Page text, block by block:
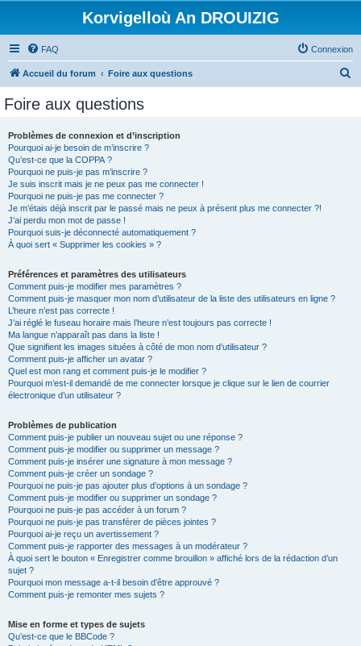
Korvigelloù An DROUIZIG
FAQ Connexion
Accueil du forum Foire aux questions
Foire aux questions
Problèmes de connexion et d’inscription
Pourquoi ai-je besoin de m’inscrire ?
Qu’est-ce que la COPPA ?
Pourquoi ne puis-je pas m’inscrire ?
Je suis inscrit mais je ne peux pas me connecter !
Pourquoi ne puis-je pas me connecter ?
Je m’étais déjà inscrit par le passé mais ne peux à présent plus me connecter ?!
J’ai perdu mon mot de passe !
Pourquoi suis-je déconnecté automatiquement ?
À quoi sert « Supprimer les cookies » ?
Préférences et paramètres des utilisateurs
Comment puis-je modifier mes paramètres ?
Comment puis-je masquer mon nom d’utilisateur de la liste des utilisateurs en ligne ?
L’heure n’est pas correcte !
J’ai réglé le fuseau horaire mais l’heure n’est toujours pas correcte !
Ma langue n’apparaît pas dans la liste !
Que signifient les images situées à côté de mon nom d’utilisateur ?
Comment puis-je afficher un avatar ?
Quel est mon rang et comment puis-je le modifier ?
Pourquoi m’est-il demandé de me connecter lorsque je clique sur le lien de courrier
électronique d’un utilisateur ?
Problèmes de publication
Comment puis-je publier un nouveau sujet ou une réponse ?
Comment puis-je modifier ou supprimer un message ?
Comment puis-je insérer une signature à mon message ?
Comment puis-je créer un sondage ?
Pourquoi ne puis-je pas ajouter plus d’options à un sondage ?
Comment puis-je modifier ou supprimer un sondage ?
Pourquoi ne puis-je pas accéder à un forum ?
Pourquoi ne puis-je pas transférer de pièces jointes ?
Pourquoi ai-je reçu un avertissement ?
Comment puis-je rapporter des messages à un modérateur ?
À quoi sert le bouton « Enregistrer comme brouillon » affiché lors de la rédaction d’un
sujet ?
Pourquoi mon message a-t-il besoin d’être approuvé ?
Comment puis-je remonter mes sujets ?
Mise en forme et types de sujets
Qu’est-ce que le BBCode ?